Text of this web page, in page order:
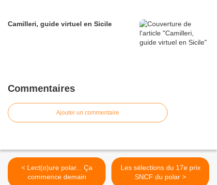
Camilleri, guide virtuel en Sicile
Commentaires
Ajouter un commentaire
< Lect(o)ure polar... Ça
commence demain
Les sélections du 17e prix
SNCF du polar >